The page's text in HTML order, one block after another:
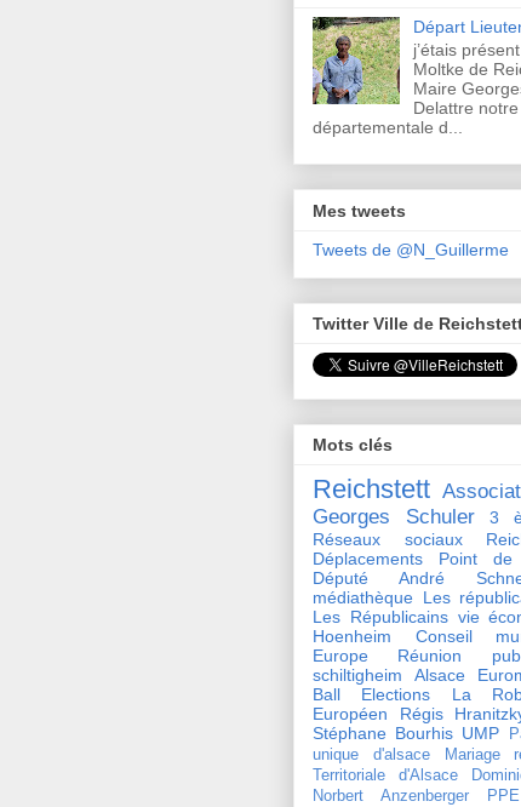
Départ
j’étais
Moltke de
Maire
Delattre
départementale d...
Mes tweets
Tweets de @N_Guillerme
Twitter Ville de
Mots clés
Reichstett
Georges Schuler
3
Réseaux sociaux
Déplacements
Point de
Député André
médiathèque Les
Les Républicains vie
Hoenheim
Conseil
Europe
Réunion
schiltigheim
Alsace
Ball
Elections
La
Européen
Régis
Stéphane Bourhis UMP
unique d'alsace
Mariage
Territoriale d'Alsace
Norbert Anzenberger
PPE